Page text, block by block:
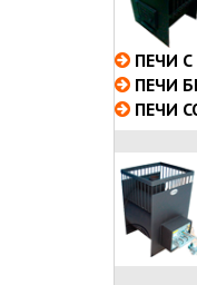
ПЕЧИ
ПЕЧИ
ПЕЧИ